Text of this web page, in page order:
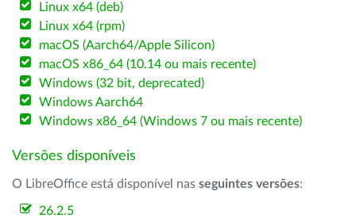
Linux x64 (deb)
Linux x64 (rpm)
macOS (Aarch64/Apple Silicon)
macOS x86_64 (10.14 ou mais recente)
Windows (32 bit, deprecated)
Windows Aarch64
Windows x86_64 (Windows 7 ou mais recente)
Versões disponíveis
O LibreOffice está disponível nas seguintes versões:
26.2.5